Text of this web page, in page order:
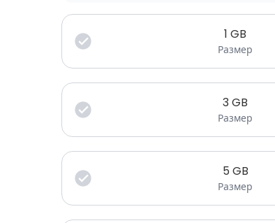
Ваши данные действительны в
1 GB
Размер
3GB
Размер
5 GB
Размер